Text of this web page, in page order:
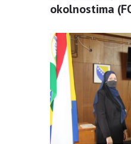
okolnostima